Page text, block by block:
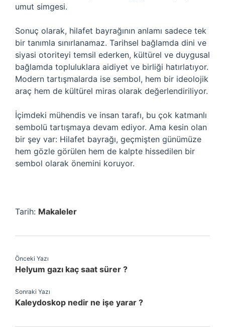
umut simgesi.
Sonuç olarak, hilafet bayrağının anlamı sadece tek
bir tanımla sınırlanamaz. Tarihsel bağlamda dini ve
siyasi otoriteyi temsil ederken, kültürel ve duygusal
bağlamda topluluklara aidiyet ve birliği hatırlatıyor.
Modern tartışmalarda ise sembol, hem bir ideolojik
araç hem de kültürel miras olarak değerlendiriliyor.
İçimdeki mühendis ve insan tarafı, bu çok katmanlı
sembolü tartışmaya devam ediyor. Ama kesin olan
bir şey var: Hilafet bayrağı, geçmişten günümüze
hem gözle görülen hem de kalpte hissedilen bir
sembol olarak önemini koruyor.
Tarih: Makaleler
Önceki Yazı
Helyum gazı kaç saat sürer ?
Sonraki Yazı
Kaleydoskop nedir ne işe yarar ?